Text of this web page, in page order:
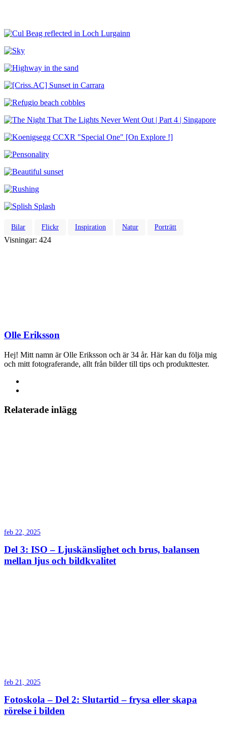
Bilar Flickr Inspiration Natur Porträtt
Visningar: 424
Olle Eriksson
Hej! Mitt namn är Olle Eriksson och är 34 år. Här kan du följa mig
och mitt fotograferande, allt från bilder till tips och produkttester.
Relaterade inlägg
feb 22, 2025
Del 3: ISO – Ljuskänslighet och brus, balansen
mellan ljus och bildkvalitet
feb 21, 2025
Fotoskola – Del 2: Slutartid – frysa eller skapa
rörelse i bilden